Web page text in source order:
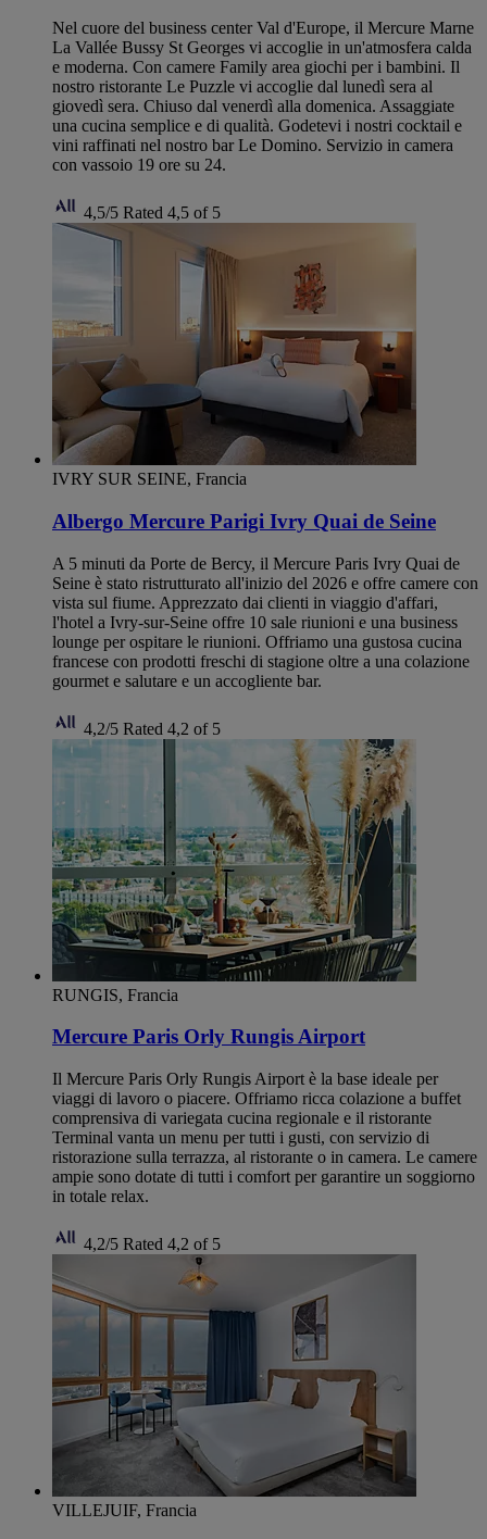
Nel cuore del business center Val d'Europe, il Mercure Marne
La Vallée Bussy St Georges vi accoglie in un'atmosfera calda
e moderna. Con camere Family area giochi per i bambini. Il
nostro ristorante Le Puzzle vi accoglie dal lunedì sera al
giovedì sera. Chiuso dal venerdì alla domenica. Assaggiate
una cucina semplice e di qualità. Godetevi i nostri cocktail e
vini raffinati nel nostro bar Le Domino. Servizio in camera
con vassoio 19 ore su 24.
4,5/5 Rated 4,5 of 5
IVRY SUR SEINE, Francia
Albergo Mercure Parigi Ivry Quai de Seine
A 5 minuti da Porte de Bercy, il Mercure Paris Ivry Quai de
Seine è stato ristrutturato all'inizio del 2026 e offre camere con
vista sul fiume. Apprezzato dai clienti in viaggio d'affari,
l'hotel a Ivry-sur-Seine offre 10 sale riunioni e una business
lounge per ospitare le riunioni. Offriamo una gustosa cucina
francese con prodotti freschi di stagione oltre a una colazione
gourmet e salutare e un accogliente bar.
4,2/5 Rated 4,2 of 5
RUNGIS, Francia
Mercure Paris Orly Rungis Airport
Il Mercure Paris Orly Rungis Airport è la base ideale per
viaggi di lavoro o piacere. Offriamo ricca colazione a buffet
comprensiva di variegata cucina regionale e il ristorante
Terminal vanta un menu per tutti i gusti, con servizio di
ristorazione sulla terrazza, al ristorante o in camera. Le camere
ampie sono dotate di tutti i comfort per garantire un soggiorno
in totale relax.
4,2/5 Rated 4,2 of 5
VILLEJUIF, Francia